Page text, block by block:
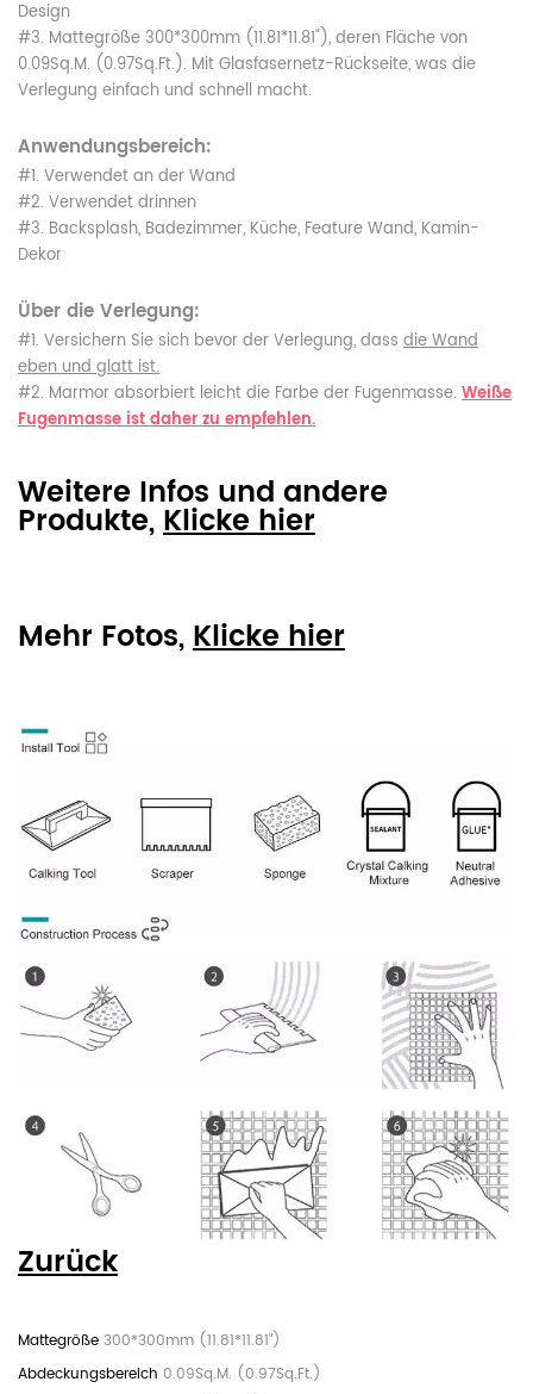
Design
#3. Mattegröße 300*300mm (11.81*11.81"), deren Fläche von
0.09Sq.M. (0.97Sq.Ft.). Mit Glasfasernetz-Rückseite, was die
Verlegung einfach und schnell macht.
Anwendungsbereich:
#1. Verwendet an der Wand
#2. Verwendet drinnen
#3. Backsplash, Badezimmer, Küche, Feature Wand, Kamin-
Dekor
Über die Verlegung:
#1. Versichern Sie sich bevor der Verlegung, dass die Wand
eben und glatt ist.
#2. Marmor absorbiert leicht die Farbe der Fugenmasse. Weiße
Fugenmasse ist daher zu empfehlen.
Weitere Infos und andere
Produkte,Klicke hier
Mehr Fotos,Klicke hier
Zurück
300*300mm (11.81*11.81")
0.09Sq.M. (0.97Sq.Ft.)